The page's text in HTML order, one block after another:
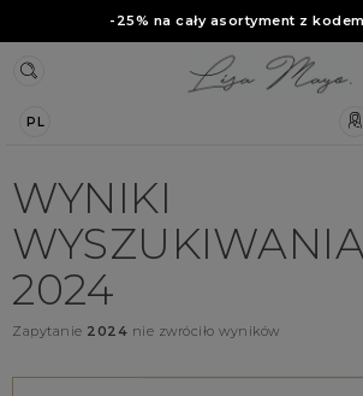
-25% na cały asortyment z kodem
PL
WYNIKI
2024
Zapytanie 2024 nie zwróciło wyników